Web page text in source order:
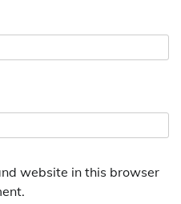
website in this browser